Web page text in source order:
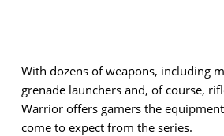
With dozens of weapons, including
grenade launchers and, of course,
Warrior offers gamers the equipment
come to expect from the series.